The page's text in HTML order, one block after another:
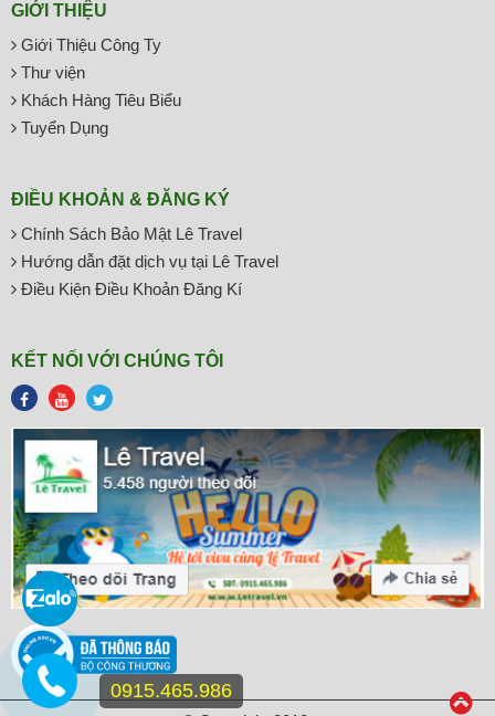
GIỚI THIỆU
Giới Thiệu Công Ty
Thư viện
Khách Hàng Tiêu Biểu
Tuyển Dụng
ĐIỀU KHOẢN & ĐĂNG KÝ
Chính Sách Bảo Mật Lê Travel
Hướng dẫn đặt dịch vụ tại Lê Travel
Điều Kiện Điều Khoản Đăng Kí
KẾT NỐI VỚI CHÚNG TÔI
0915.465.986